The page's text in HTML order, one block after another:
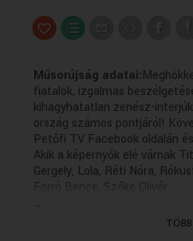
Műsorújság adatai:
fiatalok, izgalmas
kihagyhatatlan zenész-
ország számos pontjáról!
Petőfi TV Facebook oldalán
Akik a képernyők elé várnak
Gergely, Lola, Réti Nóra,
Forró Bence, Szőke Olivér
Technikai leírás:
A feltüntetett műsorkészítők
...
TÖBB